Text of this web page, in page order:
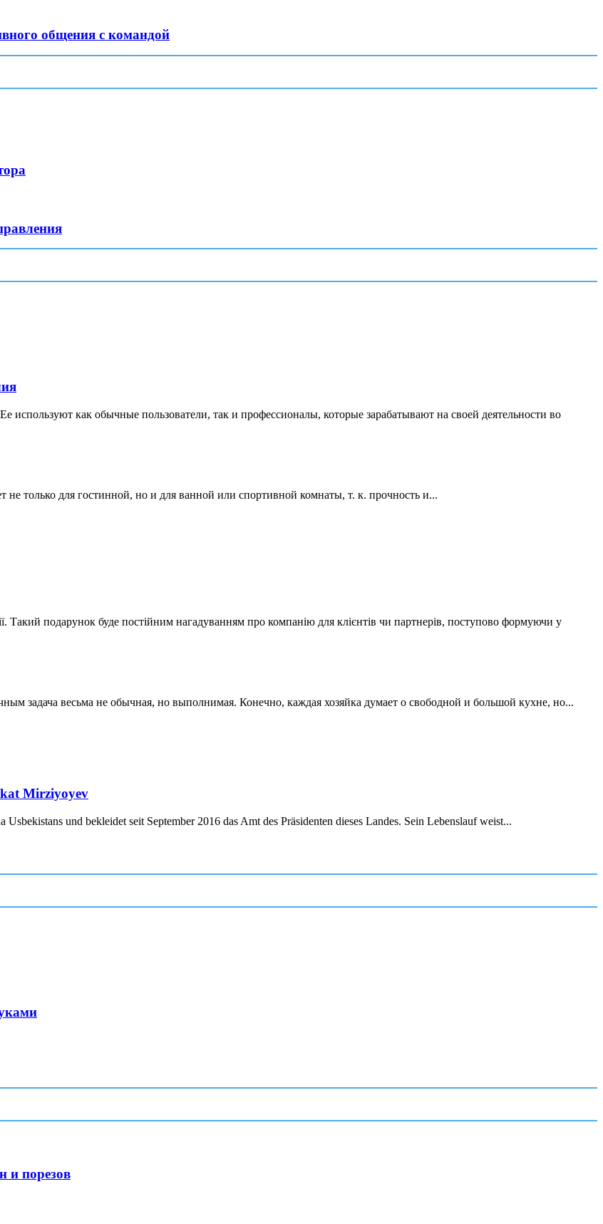
общения с командой
используют как обычные пользователи, так и профессионалы, которые зарабатывают на своей деятельности во
только для гостинной, но и для ванной или спортивной комнаты, т. к. прочность и...
Такий подарунок буде постійним нагадуванням про компанію для клієнтів чи партнерів, поступово формуючи у
задача весьма не обычная, но выполнимая. Конечно, каждая хозяйка думает о свободной и большой кухне, но...
Mirziyoyev
und bekleidet seit September 2016 das Amt des Präsidenten dieses Landes. Sein Lebenslauf weist...
и порезов